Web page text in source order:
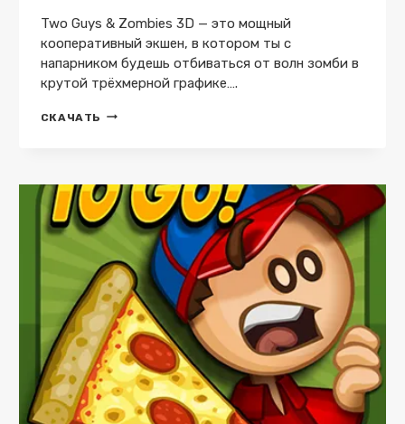
Two Guys & Zombies 3D — это мощный
кооперативный экшен, в котором ты с
напарником будешь отбиваться от волн зомби в
крутой трёхмерной графике….
СКАЧАТЬ TWO
V0.819
(МОД:
МНОГО
ДЕНЕГ,
АЛМАЗОВ,
ВСЕ
ОТКРЫТО)